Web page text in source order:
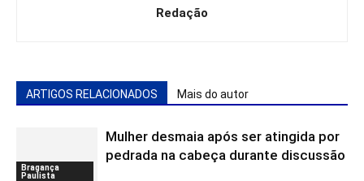
Redação
ARTIGOS RELACIONADOS Mais do autor
Bragança
Paulista
Mulher desmaia após ser atingida por
pedrada na cabeça durante discussão